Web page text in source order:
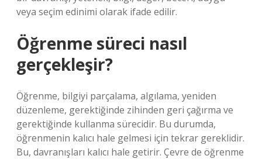
veya seçim edinimi olarak ifade edilir.
Öğrenme süreci nasıl
gerçekleşir?
Öğrenme, bilgiyi parçalama, algılama, yeniden
düzenleme, gerektiğinde zihinden geri çağırma ve
gerektiğinde kullanma sürecidir. Bu durumda,
öğrenmenin kalıcı hale gelmesi için tekrar gereklidir.
Bu, davranışları kalıcı hale getirir. Çevre de öğrenme